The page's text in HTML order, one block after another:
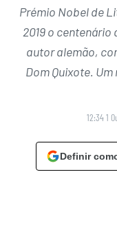
Prémio Nobel de
2019 o
autor alemão,
Dom Quixote.
12:34 1
Definir